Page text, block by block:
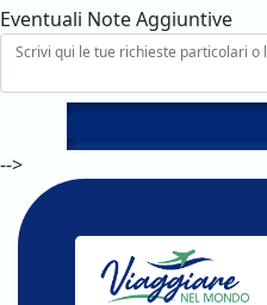
Eventuali Note Aggiuntive
-->